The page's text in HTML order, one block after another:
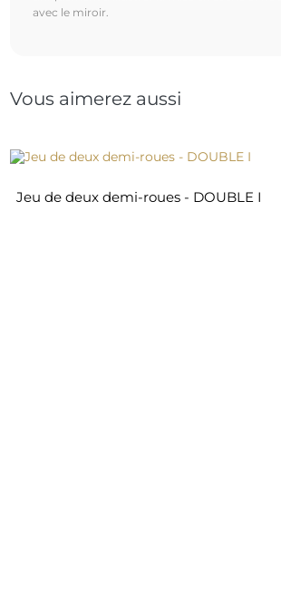
avec le miroir.
Vous aimerez aussi
Jeu de deux demi-roues - DOUBLE I